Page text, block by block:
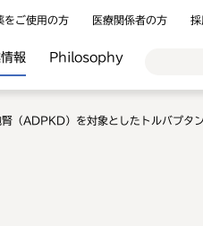
をご使用の方 医療関係者の方 採
報 Philosophy
（ADPKD）を対象としたトルバプタ